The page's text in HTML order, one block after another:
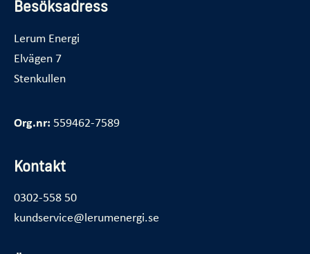
Besöksadress
Lerum Energi
Elvägen 7
Stenkullen
Org.nr: 559462-7589
Kontakt
0302-558 50
kundservice@lerumenergi.se